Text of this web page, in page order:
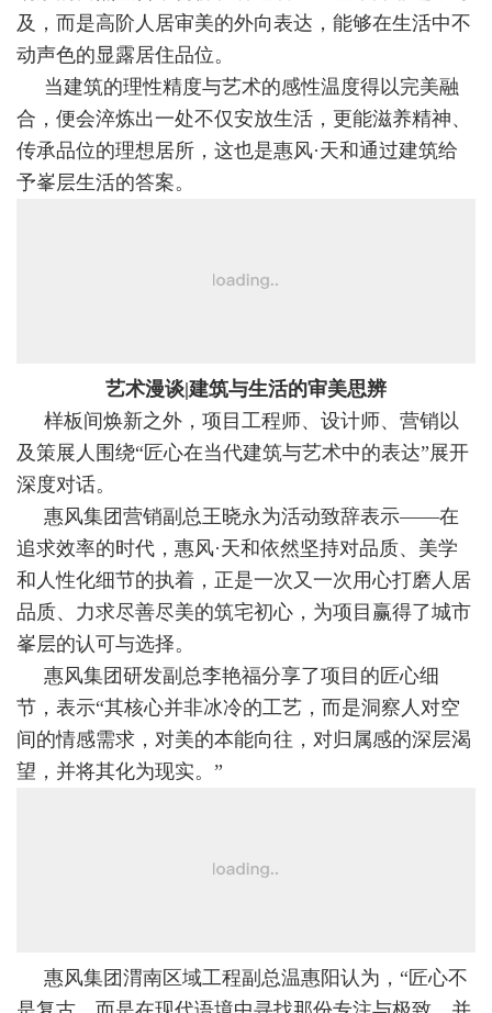
及，而是高阶人居审美的外向表达，能够在生活中不
动声色的显露居住品位。
当建筑的理性精度与艺术的感性温度得以完美融
合，便会淬炼出一处不仅安放生活，更能滋养精神、
传承品位的理想居所，这也是惠风·天和通过建筑给
予峯层生活的答案。
艺术漫谈|建筑与生活的审美思辨
样板间焕新之外，项目工程师、设计师、营销以
及策展人围绕“匠心在当代建筑与艺术中的表达”展开
深度对话。
惠风集团营销副总王晓永为活动致辞表示——在
追求效率的时代，惠风·天和依然坚持对品质、美学
和人性化细节的执着，正是一次又一次用心打磨人居
品质、力求尽善尽美的筑宅初心，为项目赢得了城市
峯层的认可与选择。
惠风集团研发副总李艳福分享了项目的匠心细
节，表示“其核心并非冰冷的工艺，而是洞察人对空
间的情感需求，对美的本能向往，对归属感的深层渴
望，并将其化为现实。”
惠风集团渭南区域工程副总温惠阳认为，“匠心不